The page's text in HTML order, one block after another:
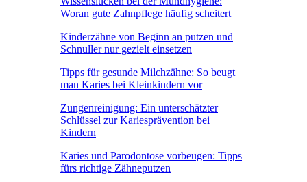
Woran gute Zahnpflege häufig scheitert
Kinderzähne von Beginn an putzen und
Schnuller nur gezielt einsetzen
Tipps für gesunde Milchzähne: So beugt
man Karies bei Kleinkindern vor
Zungenreinigung: Ein unterschätzter
Schlüssel zur Kariesprävention bei
Kindern
Karies und Parodontose vorbeugen: Tipps
fürs richtige Zähneputzen